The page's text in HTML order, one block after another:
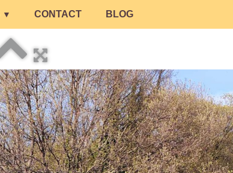
▼ CONTACT BLOG